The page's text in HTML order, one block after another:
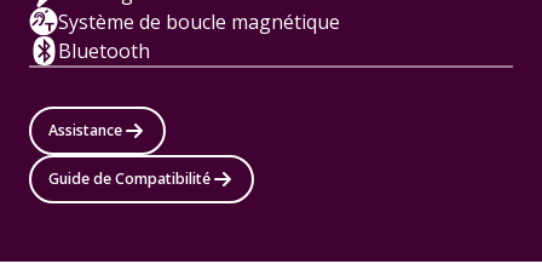
Système de boucle magnétique
Bluetooth
Assistance
Guide de Compatibilité